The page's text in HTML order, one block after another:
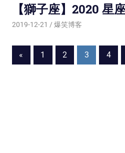
【獅子座】2020 星
2019-12-21 爆笑博客
Posts
« Previous
Posts
1 2 3 4